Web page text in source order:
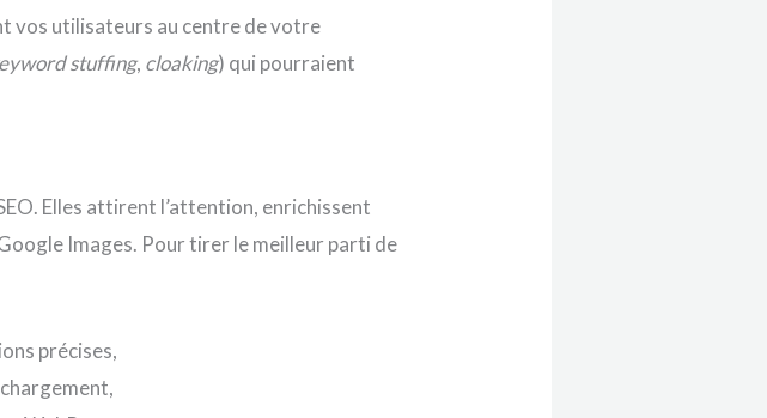
vos utilisateurs au centre de votre
stuffing, cloaking) qui pourraient
Elles attirent l’attention, enrichissent
Images. Pour tirer le meilleur parti de
précises,